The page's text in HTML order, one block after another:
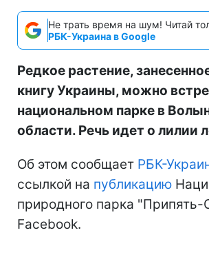
Не трать время на шум! Читай
РБК-Украина в Google
Редкое растение,
книгу Украины, можно
национальном парке в
области. Речь идет о лилии
Об этом сообщает РБК-
ссылкой на публикацию
природного парка "Припять-
Facebook.